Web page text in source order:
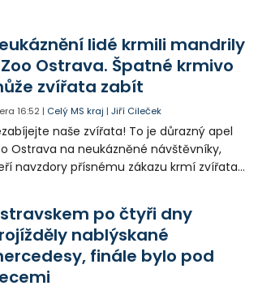
lidé krmili mandrily
Ostrava. Špatné krmivo
zvířata zabít
16:52 | Celý MS kraj |Jiří Cileček
naše zvířata! To je důrazný apel
Ostrava na neukázněné návštěvníky,
navzdory přísnému zákazu krmí zvířata
upozornění ostatních návštěvníků.
jim za to vulgárně nadávala.
po čtyři dny
nablýskané
finále bylo pod